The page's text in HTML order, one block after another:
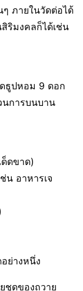
ๆ ภายในวัดต่อได้
ริมงคลก็ได้เช่น
ธูปหอม 9 ดอก
นการบนบาน
ดขาด)
น อาหารเจ
ย่างหนึ่ง
ชุดของถวาย